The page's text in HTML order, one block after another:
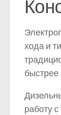
хода и
работу